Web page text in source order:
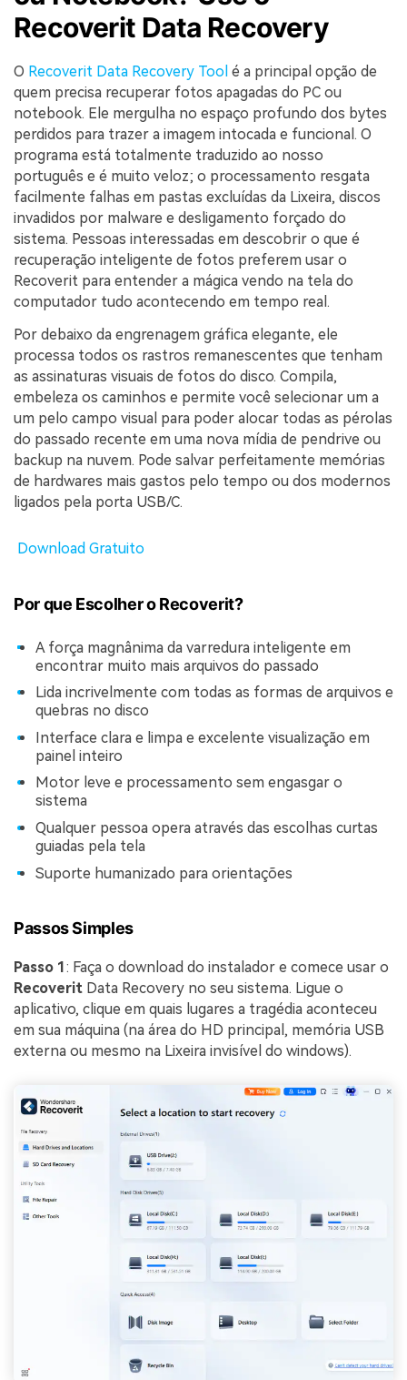
Recoverit Data Recovery
O Recoverit Data Recovery Tool é a principal opção de
quem precisa recuperar fotos apagadas do PC ou
notebook. Ele mergulha no espaço profundo dos bytes
perdidos para trazer a imagem intocada e funcional. O
programa está totalmente traduzido ao nosso
português e é muito veloz; o processamento resgata
facilmente falhas em pastas excluídas da Lixeira, discos
invadidos por malware e desligamento forçado do
sistema. Pessoas interessadas em descobrir o que é
recuperação inteligente de fotos preferem usar o
Recoverit para entender a mágica vendo na tela do
computador tudo acontecendo em tempo real.
Por debaixo da engrenagem gráfica elegante, ele
processa todos os rastros remanescentes que tenham
as assinaturas visuais de fotos do disco. Compila,
embeleza os caminhos e permite você selecionar um a
um pelo campo visual para poder alocar todas as pérolas
do passado recente em uma nova mídia de pendrive ou
backup na nuvem. Pode salvar perfeitamente memórias
de hardwares mais gastos pelo tempo ou dos modernos
ligados pela porta USB/C.
Download Gratuito
Por que Escolher o Recoverit?
A força magnânima da varredura inteligente em
encontrar muito mais arquivos do passado
Lida incrivelmente com todas as formas de arquivos e
quebras no disco
Interface clara e limpa e excelente visualização em
painel inteiro
Motor leve e processamento sem engasgar o
sistema
Qualquer pessoa opera através das escolhas curtas
guiadas pela tela
Suporte humanizado para orientações
Passos Simples
Passo 1 : Faça o download do instalador e comece usar o
Recoverit Data Recovery no seu sistema. Ligue o
aplicativo, clique em quais lugares a tragédia aconteceu
em sua máquina (na área do HD principal, memória USB
externa ou mesmo na Lixeira invisível do windows).